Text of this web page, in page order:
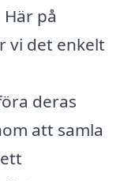
på
vi det enkelt
deras
att samla